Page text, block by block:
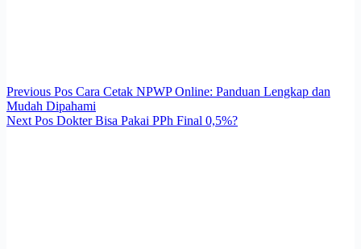
Previous Pos Cara Cetak NPWP Online: Panduan Lengkap dan
Mudah Dipahami
Next Pos Dokter Bisa Pakai PPh Final 0,5%?